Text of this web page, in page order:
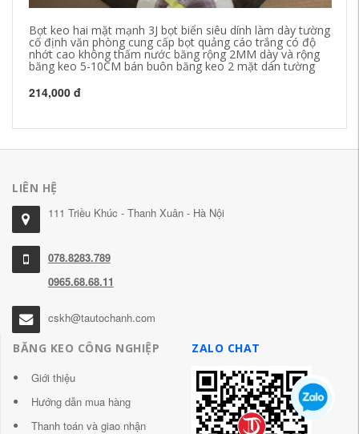
Bọt keo hai mặt mạnh 3J bọt biển siêu dính làm dày tường
cố định văn phòng cung cấp bọt quảng cáo trắng có độ
nhớt cao không thấm nước băng rộng 2MM dày và rộng
băng keo 5-10CM bán buôn băng keo 2 mặt dán tường
214,000 đ
LIÊN HỆ
111 Triều Khúc - Thanh Xuân - Hà Nội
078.8283.789
0965.68.68.11
cskh@tautochanh.com
BĂNG KEO CÔNG NGHIỆP
Giới thiệu
Hướng dẫn mua hàng
Thanh toán và giao nhận
ZALO CHAT